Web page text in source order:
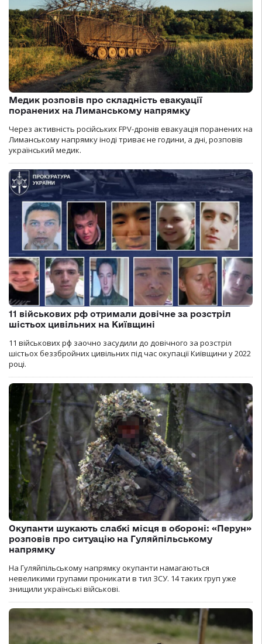
Медик розповів про складність евакуації
поранених на Лиманському напрямку
Через активність російських FPV-дронів евакуація поранених на
Лиманському напрямку іноді триває не години, а дні, розповів
український медик.
11 військових рф отримали довічне за розстріл
шістьох цивільних на Київщині
11 військових рф заочно засудили до довічного за розстріл
шістьох беззбройних цивільних під час окупації Київщини у 2022
році.
Окупанти шукають слабкі місця в обороні: «Перун»
розповів про ситуацію на Гуляйпільському
напрямку
На Гуляйпільському напрямку окупанти намагаються
невеликими групами проникати в тил ЗСУ. 14 таких груп уже
знищили українські військові.